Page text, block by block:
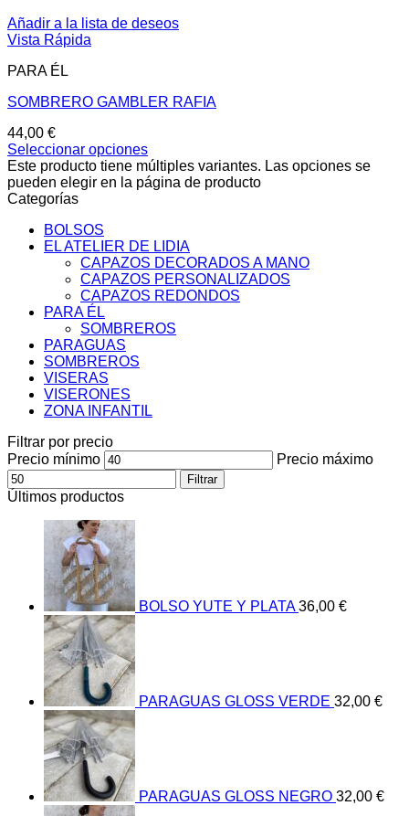
Añadir a la lista de deseos
Vista Rápida
PARA ÉL
SOMBRERO GAMBLER RAFIA
44,00 €
Seleccionar opciones
Este producto tiene múltiples variantes. Las opciones se
pueden elegir en la página de producto
Categorías
BOLSOS
EL ATELIER DE LIDIA
CAPAZOS DECORADOS A MANO
CAPAZOS PERSONALIZADOS
CAPAZOS REDONDOS
PARA ÉL
SOMBREROS
PARAGUAS
SOMBREROS
VISERAS
VISERONES
ZONA INFANTIL
Filtrar por precio
Precio mínimo
Precio máximo
Filtrar
Últimos productos
BOLSO YUTE Y PLATA 36,00 €
PARAGUAS GLOSS VERDE 32,00 €
PARAGUAS GLOSS NEGRO 32,00 €